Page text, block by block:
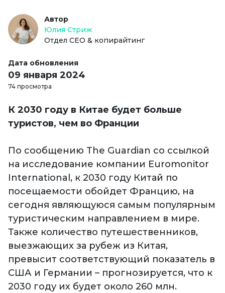
Автор
Юлия Стриж
Отдел СЕО & копирайтинг
Дата обновления
09 января 2024
74 просмотра
К 2030 году в Китае будет больше
туристов, чем во Франции
По сообщению The Guardian со ссылкой
на исследование компании Euromonitor
International, к 2030 году Китай по
посещаемости обойдет Францию, на
сегодня являющуюся самым популярным
туристическим направлением в мире.
Также количество путешественников,
выезжающих за рубеж из Китая,
превысит соответствующий показатель в
США и Германии – прогнозируется, что к
2030 году их будет около 260 млн.